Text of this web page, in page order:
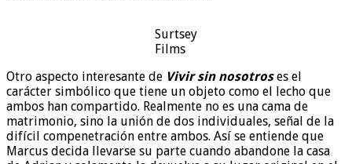
Surtsey
Films
Otro aspecto interesante de Vivir sin nosotros es el
carácter simbólico que tiene un objeto como el lecho que
ambos han compartido. Realmente no es una cama de
matrimonio, sino la unión de dos individuales, señal de la
difícil compenetración entre ambos. Así se entiende que
Marcus decida llevarse su parte cuando abandone la casa